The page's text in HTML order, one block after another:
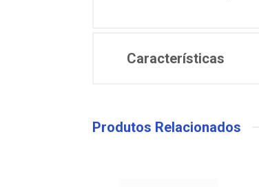
Características
Produtos Relacionados